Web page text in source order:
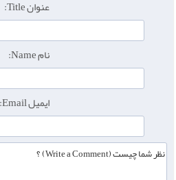
عنوان Title:
نام Name:
ایمیل Email: